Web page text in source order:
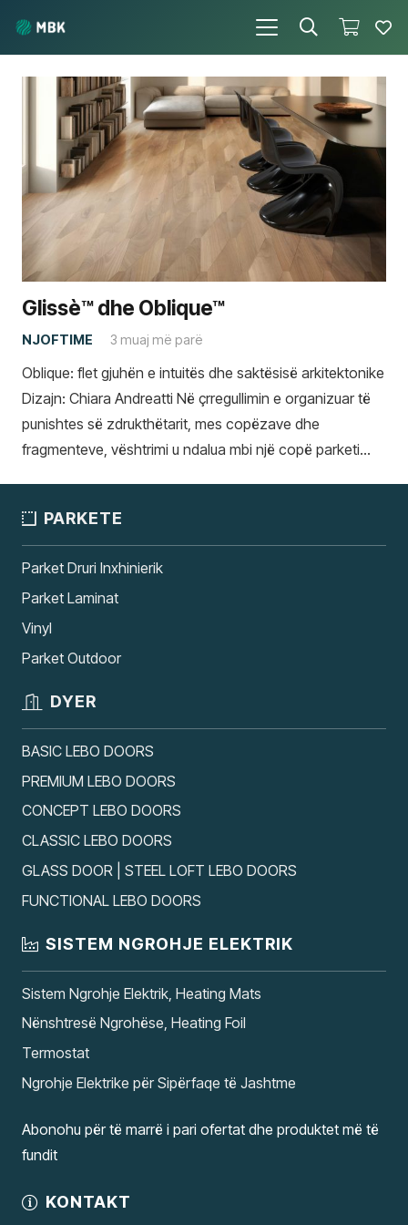
Glissè™ dhe Oblique™
NJOFTIME 3 muaj më parë
Oblique: flet gjuhën e intuitës dhe saktësisë arkitektonike
Dizajn: Chiara Andreatti Në çrregullimin e organizuar të
punishtes së zdrukthëtarit, mes copëzave dhe
fragmenteve, vështrimi u ndalua mbi një copë parketi…
PARKETE
Parket Druri Inxhinierik
Parket Laminat
Vinyl
Parket Outdoor
DYER
BASIC LEBO DOORS
PREMIUM LEBO DOORS
CONCEPT LEBO DOORS
CLASSIC LEBO DOORS
GLASS DOOR | STEEL LOFT LEBO DOORS
FUNCTIONAL LEBO DOORS
SISTEM NGROHJE ELEKTRIK
Sistem Ngrohje Elektrik, Heating Mats
Nënshtresë Ngrohëse, Heating Foil
Termostat
Ngrohje Elektrike për Sipërfaqe të Jashtme
Abonohu për të marrë i pari ofertat dhe produktet më të
fundit
KONTAKT